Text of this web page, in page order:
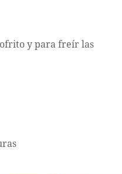
y para freír las